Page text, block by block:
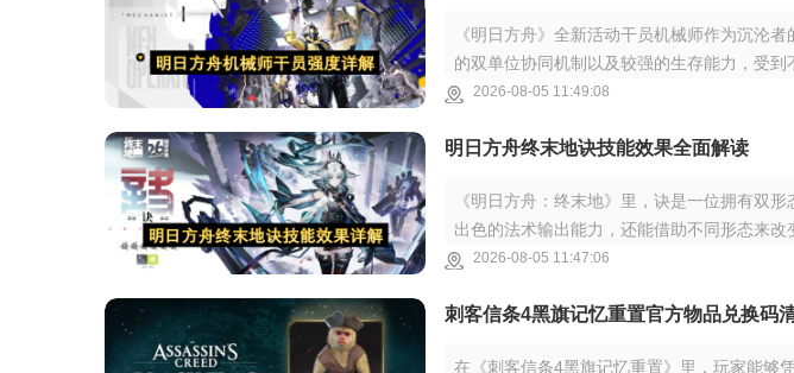
《明日方舟》全新活动干员机械师作为沉沦
的双单位协同机制以及较强的生存能力，受到
方舟机械师干员强
2026-08-05 11:49:08
明日方舟终末地诀技能效果全面解读
《明日方舟：终末地》里，诀是一位拥有双
出色的法术输出能力，还能借助不同形态来改
着等方面都能发挥
2026-08-05 11:47:06
刺客信条4黑旗记忆重置官方物品兑换码
在《刺客信条4黑旗记忆重置》里，玩家能够